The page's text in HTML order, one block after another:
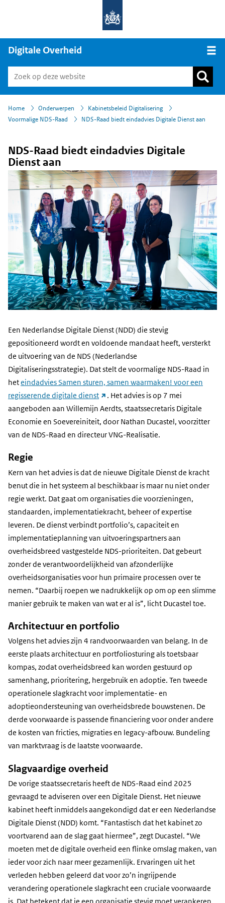
Digitale Overheid
Home
› Onderwerpen
› Kabinetsbeleid Digitalisering
›
Voormalige NDS-Raad
›
NDS-Raad biedt eindadvies Digitale Dienst aan
NDS-Raad biedt eindadvies Digitale
Dienst aan
Een Nederlandse Digitale Dienst (NDD) die stevig
gepositioneerd wordt en voldoende mandaat heeft, versterkt
de uitvoering van de NDS (Nederlandse
Digitaliseringsstrategie). Dat stelt de voormalige NDS-Raad in
heteindadvies Samen sturen, samen waarmaken! voor een
regisserende digitale dienst(link
naar
andere
website)
. Het advies is op 7 mei
aangeboden aan Willemijn Aerdts, staatssecretaris Digitale
Economie en Soevereiniteit, door Nathan Ducastel, voorzitter
van de NDS-Raad en directeur VNG-Realisatie.
Regie
Kern van het advies is dat de nieuwe Digitale Dienst de kracht
benut die in het systeem al beschikbaar is maar nu niet onder
regie werkt. Dat gaat om organisaties die voorzieningen,
standaarden, implementatiekracht, beheer of expertise
leveren. De dienst verbindt portfolio’s, capaciteit en
implementatieplanning van uitvoeringspartners aan
overheidsbreed vastgestelde NDS-prioriteiten. Dat gebeurt
zonder de verantwoordelijkheid van afzonderlijke
overheidsorganisaties voor hun primaire processen over te
nemen. “Daarbij roepen we nadrukkelijk op om op een slimme
manier gebruik te maken van wat er al is”, licht Ducastel toe.
Architectuur en portfolio
Volgens het advies zijn 4 randvoorwaarden van belang. In de
eerste plaats architectuur en portfoliosturing als toetsbaar
kompas, zodat overheidsbreed kan worden gestuurd op
samenhang, prioritering, hergebruik en adoptie. Ten tweede
operationele slagkracht voor implementatie- en
adoptieondersteuning van overheidsbrede bouwstenen. De
derde voorwaarde is passende financiering voor onder andere
de kosten van fricties, migraties en legacy-afbouw. Bundeling
van marktvraag is de laatste voorwaarde.
Slagvaardige overheid
De vorige staatssecretaris heeft de NDS-Raad eind 2025
gevraagd te adviseren over een Digitale Dienst. Het nieuwe
kabinet heeft inmiddels aangekondigd dat er een Nederlandse
Digitale Dienst (NDD) komt. “Fantastisch dat het kabinet zo
voortvarend aan de slag gaat hiermee”, zegt Ducastel. “We
moeten met de digitale overheid een flinke omslag maken, van
ieder voor zich naar meer gezamenlijk. Ervaringen uit het
verleden hebben geleerd dat voor zo’n ingrijpende
verandering operationele slagkracht een cruciale voorwaarde